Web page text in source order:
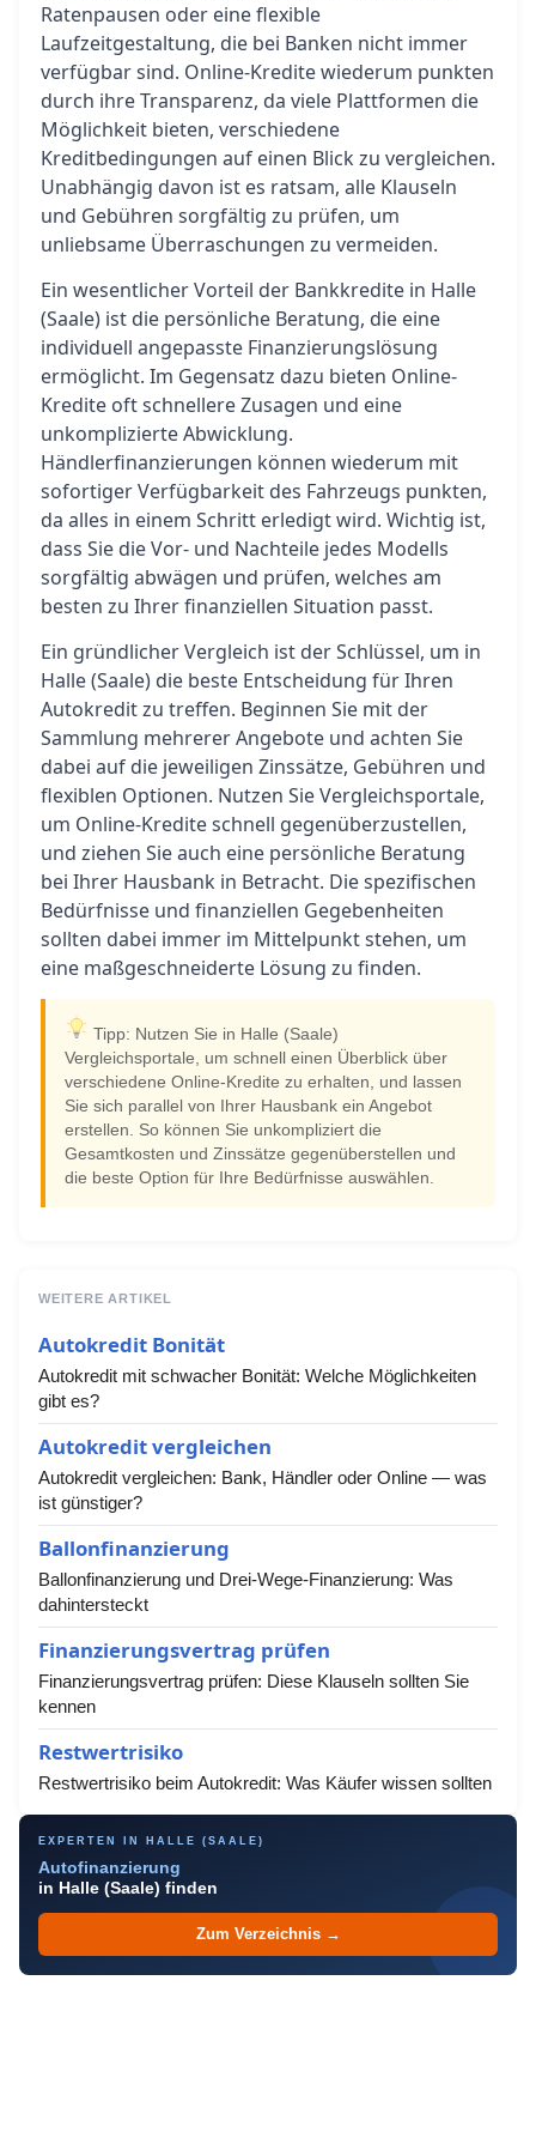
Ratenpausen oder eine flexible
Laufzeitgestaltung, die bei Banken nicht immer
verfügbar sind. Online-Kredite wiederum punkten
durch ihre Transparenz, da viele Plattformen die
Möglichkeit bieten, verschiedene
Kreditbedingungen auf einen Blick zu vergleichen.
Unabhängig davon ist es ratsam, alle Klauseln
und Gebühren sorgfältig zu prüfen, um
unliebsame Überraschungen zu vermeiden.
Ein wesentlicher Vorteil der Bankkredite in Halle
(Saale) ist die persönliche Beratung, die eine
individuell angepasste Finanzierungslösung
ermöglicht. Im Gegensatz dazu bieten Online-
Kredite oft schnellere Zusagen und eine
unkomplizierte Abwicklung.
Händlerfinanzierungen können wiederum mit
sofortiger Verfügbarkeit des Fahrzeugs punkten,
da alles in einem Schritt erledigt wird. Wichtig ist,
dass Sie die Vor- und Nachteile jedes Modells
sorgfältig abwägen und prüfen, welches am
besten zu Ihrer finanziellen Situation passt.
Ein gründlicher Vergleich ist der Schlüssel, um in
Halle (Saale) die beste Entscheidung für Ihren
Autokredit zu treffen. Beginnen Sie mit der
Sammlung mehrerer Angebote und achten Sie
dabei auf die jeweiligen Zinssätze, Gebühren und
flexiblen Optionen. Nutzen Sie Vergleichsportale,
um Online-Kredite schnell gegenüberzustellen,
und ziehen Sie auch eine persönliche Beratung
bei Ihrer Hausbank in Betracht. Die spezifischen
Bedürfnisse und finanziellen Gegebenheiten
sollten dabei immer im Mittelpunkt stehen, um
eine maßgeschneiderte Lösung zu finden.
Tipp: Nutzen Sie in Halle (Saale)
Vergleichsportale, um schnell einen Überblick über
verschiedene Online-Kredite zu erhalten, und lassen
Sie sich parallel von Ihrer Hausbank ein Angebot
erstellen. So können Sie unkompliziert die
Gesamtkosten und Zinssätze gegenüberstellen und
die beste Option für Ihre Bedürfnisse auswählen.
WEITERE ARTIKEL
Autokredit Bonität
Autokredit mit schwacher Bonität: Welche Möglichkeiten
gibt es?
Autokredit vergleichen
Autokredit vergleichen: Bank, Händler oder Online — was
ist günstiger?
Ballonfinanzierung
Ballonfinanzierung und Drei-Wege-Finanzierung: Was
dahintersteckt
Finanzierungsvertrag prüfen
Finanzierungsvertrag prüfen: Diese Klauseln sollten Sie
kennen
Restwertrisiko
Restwertrisiko beim Autokredit: Was Käufer wissen sollten
EXPERTEN IN HALLE (SAALE)
Autofinanzierung
in Halle (Saale) finden
Zum Verzeichnis →